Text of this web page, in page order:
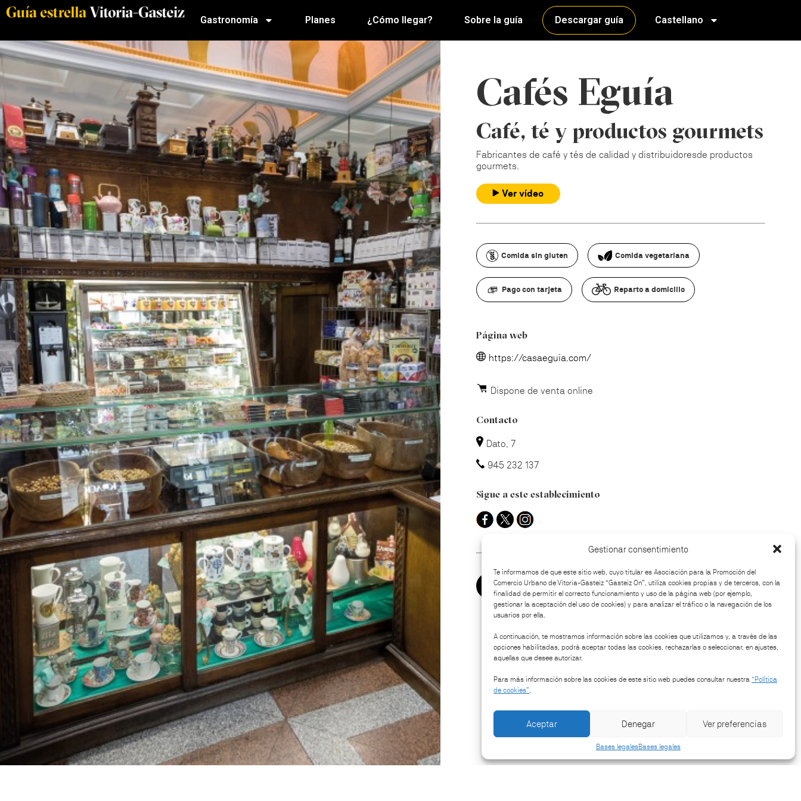
Gestionar consentimiento
Te informamos de que este sitio web, cuyo titular es Asociación para la Promoción del
Comercio Urbano de Vitoria-Gasteiz “Gasteiz On”, utiliza cookies propias y de terceros, con la
finalidad de permitir el correcto funcionamiento y uso de la página web (por ejemplo,
gestionar la aceptación del uso de cookies) y para analizar el tráfico o la navegación de los
usuarios por ella.
A continuación, te mostramos información sobre las cookies que utilizamos y, a través de las
opciones habilitadas, podrá aceptar todas las cookies, rechazarlas o seleccionar, en ajustes,
aquellas que desee autorizar.
Para más información sobre las cookies de este sitio web puedes consultar nuestra “Política
de cookies”.
Aceptar Denegar Ver preferencias
Bases legalesBases legales
Gastronomía Planes ¿Cómo llegar? Sobre la guía Descargar guía Castellano
Cafés Eguía
Café, té y productos gourmets
Fabricantes de café y tés de calidad y distribuidores de productos
gourmets.
Ver vídeo
Comida sin gluten Comida vegetariana
Pago con tarjeta Reparto a domicilio
Página web
https://casaeguia.com/
Dispone de venta online
Contacto
Dato, 7
945 232 137
Sigue a este establecimiento
¿Cómo llegar?